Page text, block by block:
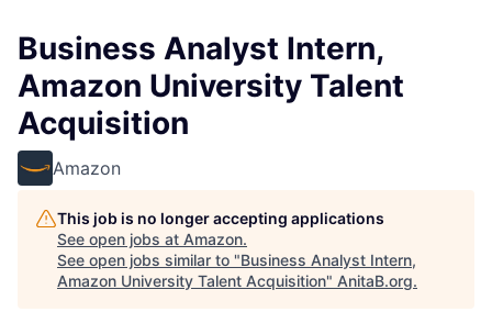
Business Analyst Intern,
Amazon University Talent
Acquisition
Amazon
This job is no longer accepting applications
See open jobs at Amazon.
See open jobs similar to "Business Analyst Intern,
Amazon University Talent Acquisition" AnitaB.org.